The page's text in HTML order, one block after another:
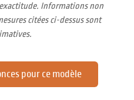
Informations non
citées ci-dessus sont
pour ce modèle